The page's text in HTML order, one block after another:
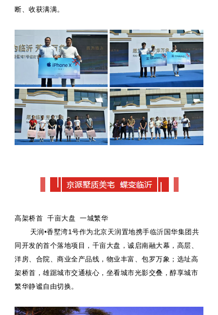
断、收获满满。
高架桥首 千亩大盘 一城繁华
天润•香墅湾1号作为北京天润置地携手临沂国华集团共
同开发的首个落地项目，千亩大盘，诚启南融大幕，高层、
洋房、合院、商业全产品线，物业丰富、包罗万象；选址高
架桥首，雄踞城市交通核心，坐看城市光影交叠，醇享城市
繁华静谧自由切换。